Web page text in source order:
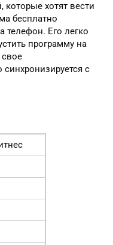
хотят вести
бесплатно
телефон. Его легко
программу на
с